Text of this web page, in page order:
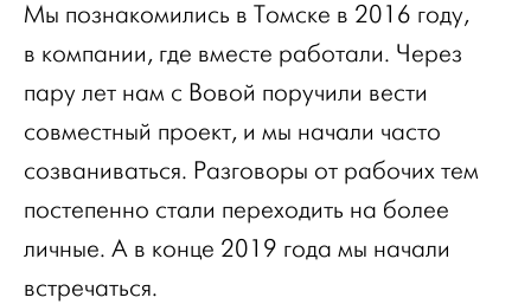
Мы познакомились в Томске в 2016 году,
в компании, где вместе работали. Через
пару лет нам с Вовой поручили вести
совместный проект, и мы начали часто
созваниваться. Разговоры от рабочих тем
постепенно стали переходить на более
личные. А в конце 2019 года мы начали
встречаться.